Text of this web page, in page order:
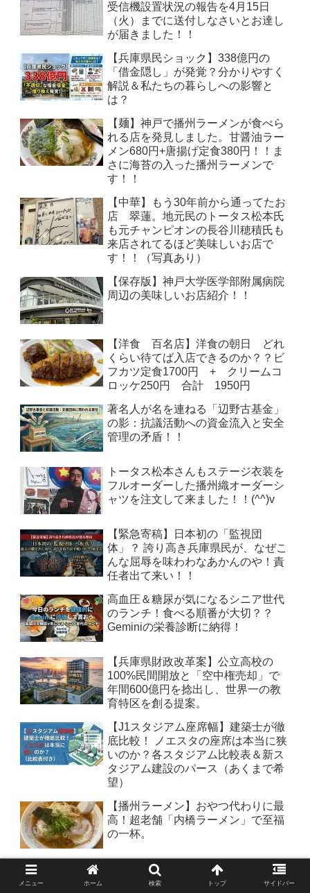
受信機設置状況の報告を4月15日
（火）までに送付しなさいとお達し
が届きました！！
【兵庫県民ショック】338億円の
「借金隠し」が発覚？分かりやすく
解説＆私たちの暮らしへの影響と
は？
【麺】神戸で播州ラーメンが食べら
れる店を発見しました。甘醤油ラー
メン680円+唐揚げ定食380円！！ま
さに海苔の入った播州ラーメンで
す！！
【中華】もう30年前から通ってたお
店 翠蓮。地元民のトータス松本氏
も元チャンピオンの長谷川穂積氏も
来店されてるほど美味しいお店で
す！！（写真あり）
【保存版】神戸大学医学部附属病院
周辺の美味しいお店紹介！！
【洋食 百名店】洋食の朝日 どれ
くらい待てば入店できるのか？？ビ
フカツ定食1700円 + クリームコ
ロッケ250円 合計 1950円
著名人が名を連ねる「辺野古基金」
の影：抗議活動への資金流入と安全
管理の矛盾！！
トータス松本さんもステージ衣装を
フルオーダーした播州織オーダーシ
ャツを注文して来ました！！(^^)v
【緊急寄稿】日本初の「監視団
体」？ 誇り高き兵庫県民が、なぜこ
んな屈辱を味わわなあかんのや！責
任者出て来い！！
高血圧＆糖尿が気になるシニア世代
のランチ！食べる順番が大切？？
Geminiの栄養診断に納得！
【兵庫県財政改革案】公立高校の
100%民間開放と「空中権売却」で
年間600億円を捻出し、世界一の教
育特区を創る提案。
【J1スタジアム座席幅】建築士が徹
底比較！ ノエスタの座席は本当に狭
いのか？各スタジアム比較表＆新ス
タジアム建設のパース（あくまで希
望）
【播州ラーメン】おやつ代わりに最
高！超老舗「内橋ラーメン」で至福
の一杯。
【急落】8月3日基準価額から見る外
国株安＆為替のダブルパンチ！新
メニュー ホーム 検索 トップ サイドバー